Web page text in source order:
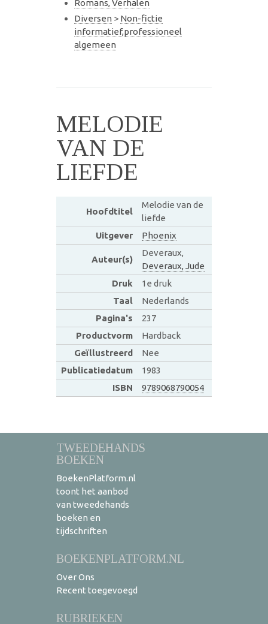
Romans, Verhalen
Diversen > Non-fictie
informatief,professioneel
algemeen
MELODIE
VAN DE
LIEFDE
Hoofdtitel
Melodie van de
liefde
Uitgever
Phoenix
Auteur(s)
Deveraux,
Deveraux, Jude
Druk
1e druk
Taal
Nederlands
Pagina's
237
Productvorm
Hardback
Geïllustreerd
Nee
Publicatiedatum
1983
ISBN
9789068790054
TWEEDEHANDS
BOEKEN
BoekenPlatform.nl
toont het aanbod
van tweedehands
boeken en
tijdschriften
BOEKENPLATFORM.NL
Over Ons
Recent toegevoegd
RUBRIEKEN